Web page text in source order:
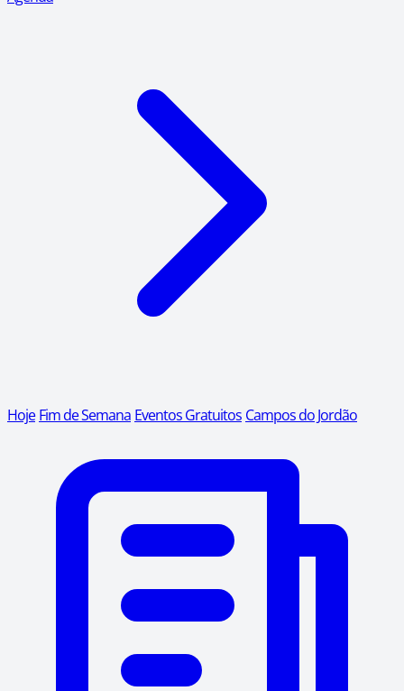
Hoje Fim de Semana Eventos Gratuitos Campos do Jordão